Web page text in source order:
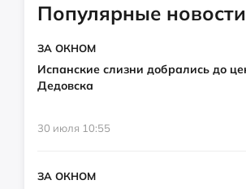
Популярные новости
ЗА ОКНОМ
Испанские слизни добрались до
Дедовска
30 июля 10:55
ЗА ОКНОМ